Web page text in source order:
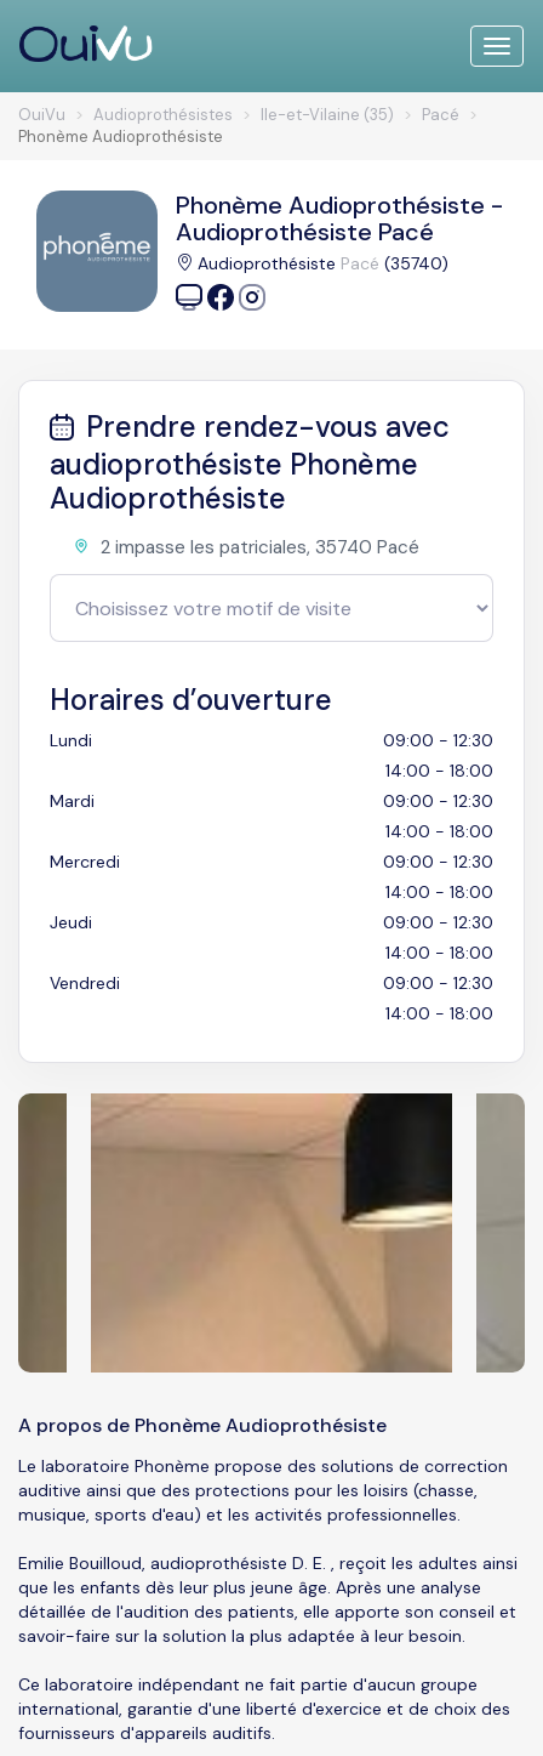
Toggle
OuiVu Audioprothésistes Ile-et-Vilaine (35)
Pacé
Phonème Audioprothésiste
Phonème Audioprothésiste -
Audioprothésiste Pacé
Audioprothésiste Pacé (35740)
Prendre rendez-vous avec
audioprothésiste Phonème
Audioprothésiste
2 impasse les patriciales, 35740 Pacé
Horaires d’ouverture
Lundi
09:00 - 12:30
14:00 - 18:00
Mardi
09:00 - 12:30
14:00 - 18:00
Mercredi
09:00 - 12:30
14:00 - 18:00
Jeudi
09:00 - 12:30
14:00 - 18:00
Vendredi
09:00 - 12:30
14:00 - 18:00
A propos de Phonème Audioprothésiste
Le laboratoire Phonème propose des solutions de correction
auditive ainsi que des protections pour les loisirs (chasse,
musique, sports d'eau) et les activités professionnelles.
Emilie Bouilloud, audioprothésiste D. E. , reçoit les adultes ainsi
que les enfants dès leur plus jeune âge. Après une analyse
détaillée de l'audition des patients, elle apporte son conseil et
savoir-faire sur la solution la plus adaptée à leur besoin.
Ce laboratoire indépendant ne fait partie d'aucun groupe
international, garantie d'une liberté d'exercice et de choix des
fournisseurs d'appareils auditifs.